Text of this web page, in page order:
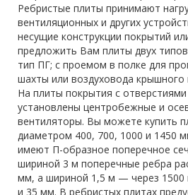
Ребристые плиты принимают
вентиляционных и других
несущие конструкции покрытий
предложить Вам плиты двух
тип ПГ; с проемом в полке для
шахты или воздуховода
На плиты покрытия с
установлены центробежные и
вентиляторы. Вы можете купить
диаметром 400, 700, 1000 и 1450
имеют П-образное поперечное
шириной 3 м поперечные ребра
мм, а шириной 1,5 м — через 1500
и 35 мм. В ребристых плитах